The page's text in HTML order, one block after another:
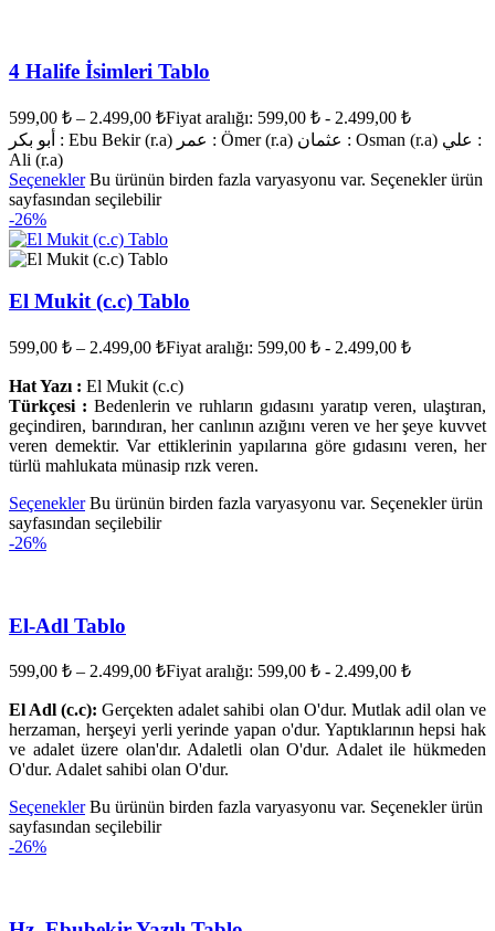
4 Halife İsimleri Tablo
599,00 ₺ – 2.499,00 ₺Fiyat aralığı: 599,00 ₺ - 2.499,00 ₺
أبو بكر : Ebu Bekir (r.a) عمر : Ömer (r.a) عثمان : Osman (r.a) علي :
Ali (r.a)
Seçenekler Bu ürünün birden fazla varyasyonu var. Seçenekler ürün
sayfasından seçilebilir
-26%
El Mukit (c.c) Tablo
599,00 ₺ – 2.499,00 ₺Fiyat aralığı: 599,00 ₺ - 2.499,00 ₺
Hat Yazı : El Mukit (c.c)
Türkçesi : Bedenlerin ve ruhların gıdasını yaratıp veren, ulaştıran,
geçindiren, barındıran, her canlının azığını veren ve her şeye kuvvet
veren demektir. Var ettiklerinin yapılarına göre gıdasını veren, her
türlü mahlukata münasip rızk veren.
Seçenekler Bu ürünün birden fazla varyasyonu var. Seçenekler ürün
sayfasından seçilebilir
-26%
El-Adl Tablo
599,00 ₺ – 2.499,00 ₺Fiyat aralığı: 599,00 ₺ - 2.499,00 ₺
El Adl (c.c): Gerçekten adalet sahibi olan O'dur. Mutlak adil olan ve
herzaman, herşeyi yerli yerinde yapan o'dur. Yaptıklarının hepsi hak
ve adalet üzere olan'dır. Adaletli olan O'dur. Adalet ile hükmeden
O'dur. Adalet sahibi olan O'dur.
Seçenekler Bu ürünün birden fazla varyasyonu var. Seçenekler ürün
sayfasından seçilebilir
-26%